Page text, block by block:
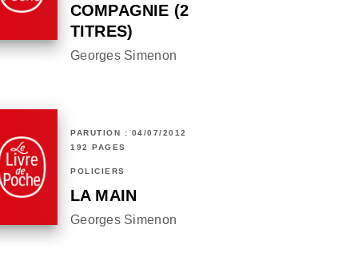
COMPAGNIE (2
TITRES)
Georges Simenon
PARUTION : 04/07/2012
192 PAGES
POLICIERS
LA MAIN
Georges Simenon